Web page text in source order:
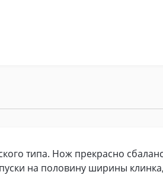
типа. Нож прекрасно
на половину ширины